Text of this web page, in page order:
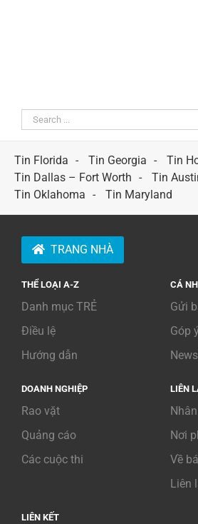
Search
for:
Tin Florida
Tin Georgia
Tin
Tin Dallas – Fort Worth
Tin
Tin Oklahoma
Tin Maryland
TRANG NHÀ
THỂ LOẠI A-Z
Danh mục TRẺ
Điều lệ
Hướng dẫn
CÁ
Gửi
Góp ý
DOANH NGHIỆP
Rao vặt
Quảng cáo
Các cuộc thi
LIÊN
Nơi
Về
Liên
LIÊN KẾT